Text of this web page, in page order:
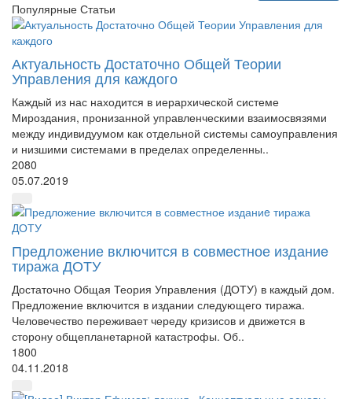
Популярные Статьи
Актуальность Достаточно Общей Теории
Управления для каждого
Каждый из нас находится в иерархической системе
Мироздания, пронизанной управленческими взаимосвязями
между индивидуумом как отдельной системы самоуправления
и низшими системами в пределах определенны..
2080
05.07.2019
Предложение включится в совместное изданиe
тиража ДОТУ
Достаточно Общая Теория Управления (ДОТУ) в каждый дом.
Предложение включится в издании следующего тиража.
Человечество переживает череду кризисов и движется в
сторону общепланетарной катастрофы. Об..
1800
04.11.2018